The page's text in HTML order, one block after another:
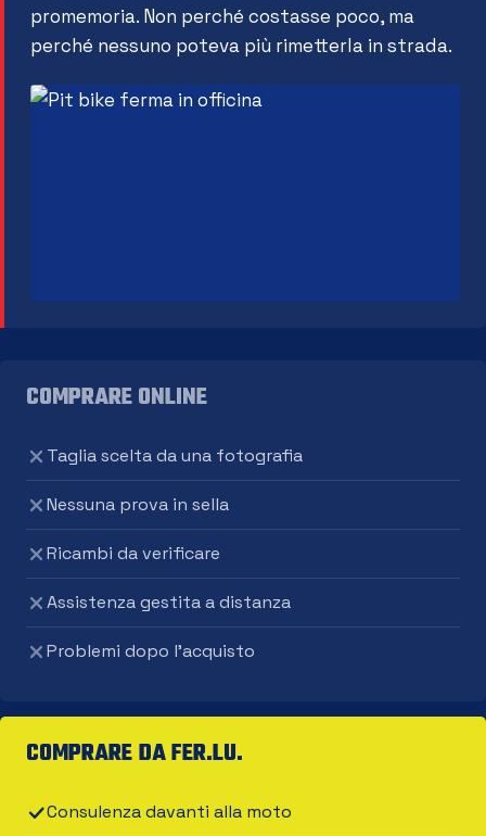
promemoria. Non perché costasse poco, ma
perché nessuno poteva più rimetterla in strada.
COMPRARE ONLINE
Taglia scelta da una fotografia
Nessuna prova in sella
Ricambi da verificare
Assistenza gestita a distanza
Problemi dopo l'acquisto
COMPRARE DA FER.LU.
Consulenza davanti alla moto